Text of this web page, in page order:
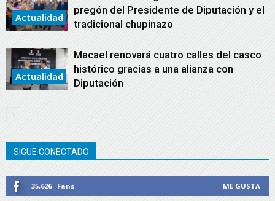
Actualidad
pregón del Presidente de Diputación y el
tradicional chupinazo
Actualidad
Macael renovará cuatro calles del casco
histórico gracias a una alianza con
Diputación
SIGUE CONECTADO
35,626 Fans ME GUSTA